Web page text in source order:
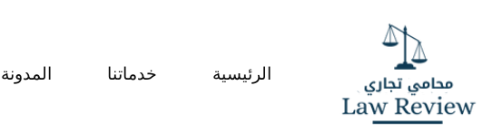
المحتوى
الرئيسية خدماتنا المدونة